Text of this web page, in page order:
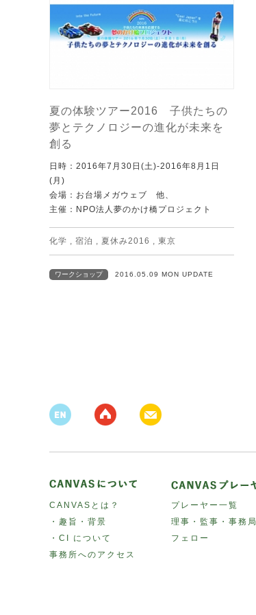
夏の体験ツアー2016 子供たちの
夢とテクノロジーの進化が未来を
創る
日時：2016年7月30日(土)-2016年8月1日
(月)
会場：お台場メガウェブ 他、
主催：NPO法人夢のかけ橋プロジェクト
化学 , 宿泊 , 夏休み2016 , 東京
ワークショップ 2016.05.09 MON UPDATE
CANVASとは？
・趣旨・背景
・CI について
事務所へのアクセス
プレーヤー一覧
理事・監事・事務局
フェロー